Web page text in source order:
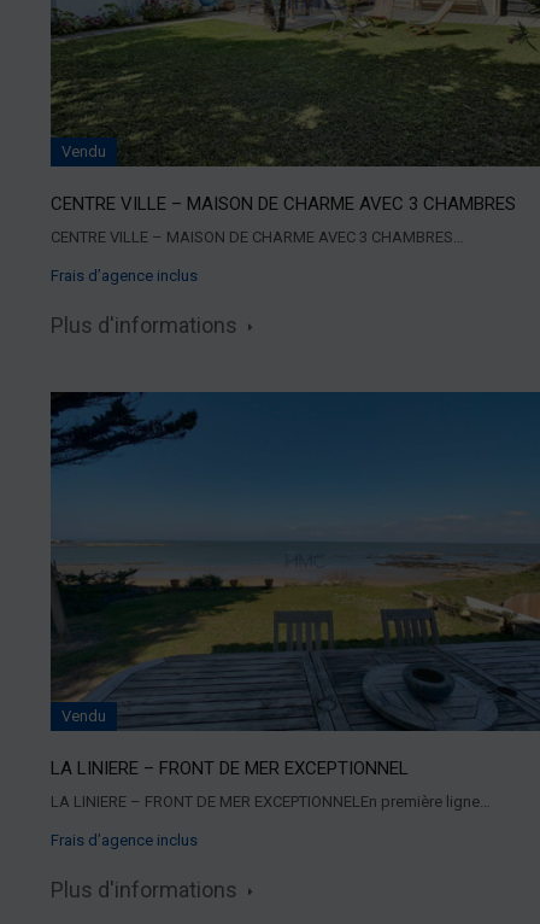
Vendu
CENTRE VILLE – MAISON DE CHARME AVEC 3 CHAMBRES
CENTRE VILLE – MAISON DE CHARME AVEC 3 CHAMBRES…
Frais d’agence inclus
Plus d'informations
Vendu
LA LINIERE – FRONT DE MER EXCEPTIONNEL
LA LINIERE – FRONT DE MER EXCEPTIONNELEn première ligne…
Frais d’agence inclus
Plus d'informations